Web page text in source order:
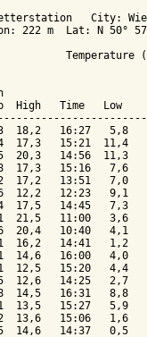
City:
222 m  Lat: N 50°
Temperature
High   Time   Low
18,2   16:27   5,8
17,3   15:21  11,4
20,3   14:56  11,3
17,3   15:16   7,6
17,2   13:51   7,0
12,2   12:23   9,1
17,5   14:45   7,3
21,5   11:00   3,6
20,4   10:40   4,1
16,2   14:41   1,2
14,6   16:00   4,0
12,5   15:20   4,4
12,6   14:25   2,7
14,5   16:31   8,8
13,5   15:27   5,9
13,6   15:06   1,6
14,6   14:37   0,5